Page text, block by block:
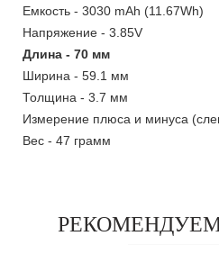
Емкость - 3030 mAh (11.67Wh)
Напряжение - 3.85V
Длина - 70 мм
Ширина - 59.1 мм
Толщина - 3.7 мм
Измерение плюса и минуса
Вес - 47 грамм